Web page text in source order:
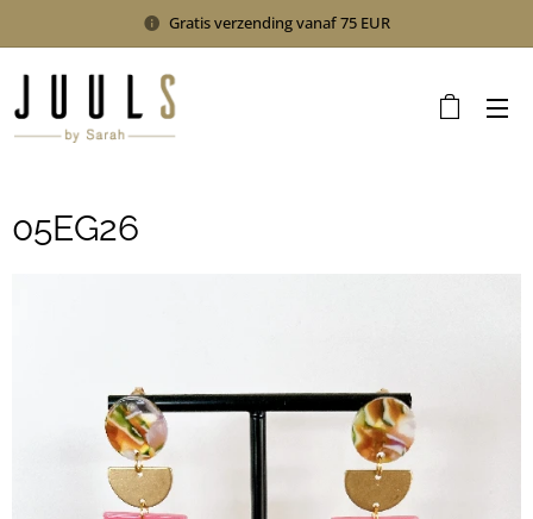
Gratis verzending vanaf 75 EUR
05EG26